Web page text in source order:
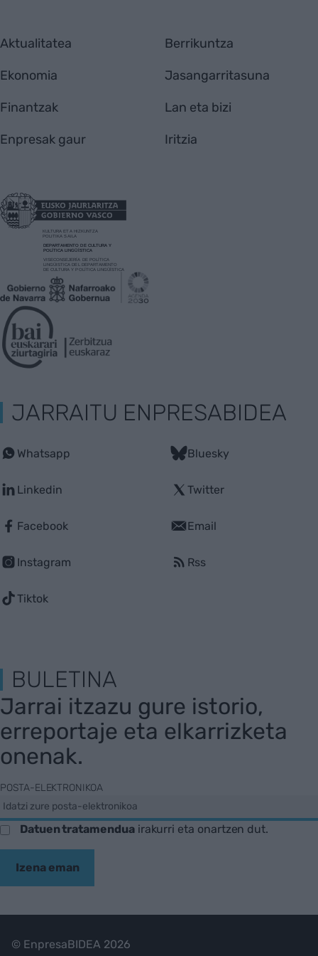
Aktualitatea
Ekonomia
Finantzak
Enpresak gaur
Berrikuntza
Jasangarritasuna
Lan eta bizi
Iritzia
JARRAITU ENPRESABIDEA
Whatsapp
Linkedin
Facebook
Instagram
Tiktok
Bluesky
Twitter
Email
Rss
BULETINA
Jarrai itzazu gure istorio,
erreportaje eta elkarrizketa
onenak.
POSTA-ELEKTRONIKOA
Datuen tratamenduairakurri eta onartzen dut.
Izena eman
© EnpresaBIDEA 2026